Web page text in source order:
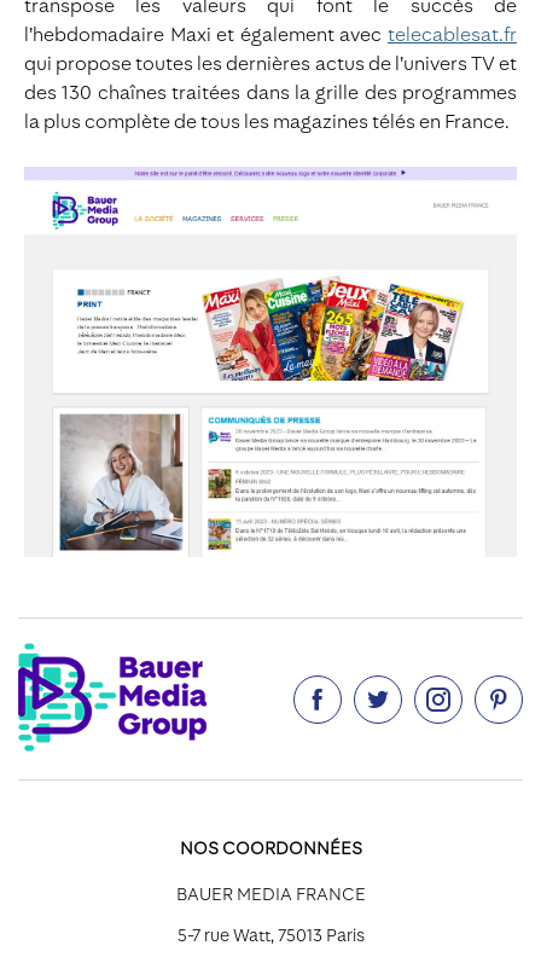
transpose les valeurs qui font le succès de
l’hebdomadaire Maxi et également avec telecablesat.fr
qui propose toutes les dernières actus de l’univers TV et
des 130 chaînes traitées dans la grille des programmes
la plus complète de tous les magazines télés en France.
   
NOS COORDONNÉES
BAUER MEDIA FRANCE
5-7 rue Watt, 75013 Paris